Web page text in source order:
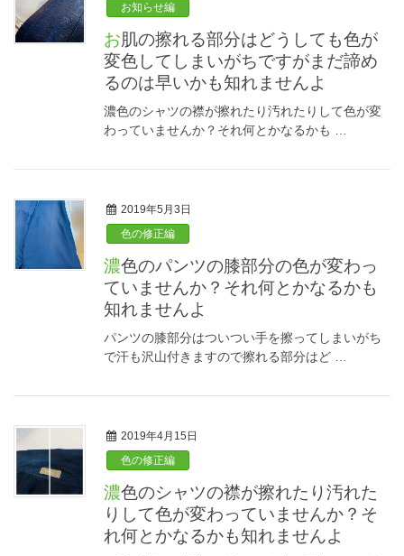
お知らせ編
お肌の擦れる部分はどうしても色が
変色してしまいがちですがまだ諦め
るのは早いかも知れませんよ
濃色のシャツの襟が擦れたり汚れたりして色が変
わっていませんか？それ何とかなるかも …
2019年5月3日
色の修正編
濃色のパンツの膝部分の色が変わっ
ていませんか？それ何とかなるかも
知れませんよ
パンツの膝部分はついつい手を擦ってしまいがち
で汗も沢山付きますので擦れる部分はど …
2019年4月15日
色の修正編
濃色のシャツの襟が擦れたり汚れた
りして色が変わっていませんか？そ
れ何とかなるかも知れませんよ